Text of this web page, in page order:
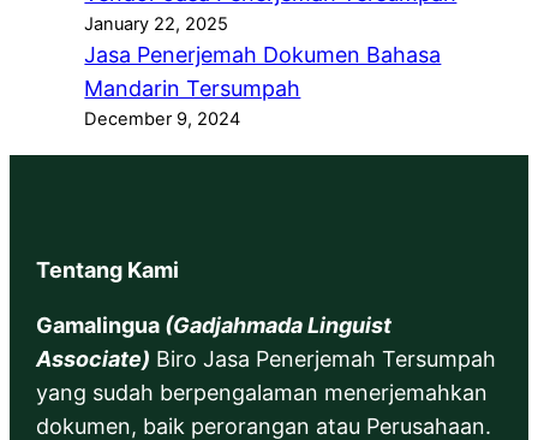
January 22, 2025
Jasa Penerjemah Dokumen Bahasa
Mandarin Tersumpah
December 9, 2024
Tentang Kami
Gamalingua (Gadjahmada Linguist
Associate) Biro Jasa Penerjemah Tersumpah
yang sudah berpengalaman menerjemahkan
dokumen, baik perorangan atau Perusahaan.